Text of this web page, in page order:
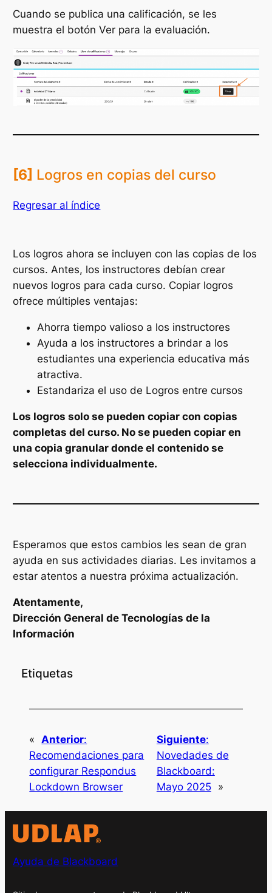
Cuando se publica una calificación, se les
muestra el botónVer para la evaluación.
[6] Logros en copias del curso
Regresar al índice
Los logros ahora se incluyen con las copias de los
cursos. Antes, los instructores debían crear
nuevos logros para cada curso. Copiar logros
ofrece múltiples ventajas:
Ahorra tiempo valioso a los instructores
Ayuda a los instructores a brindar a los
estudiantes una experiencia educativa más
atractiva.
Estandariza el uso de Logros entre cursos
Los logros solo se pueden copiar con copias
completas del curso. No se pueden copiar en
una copia granular donde el contenido se
selecciona individualmente.
Esperamos que estos cambios les sean de gran
ayuda en sus actividades diarias. Les invitamos a
estar atentos a nuestra próxima actualización.
Atentamente,
Dirección General de Tecnologías de la
Información
Etiquetas
« Anterior:
Recomendaciones para
configurar Respondus
Lockdown Browser
Siguiente:
Novedades de
Blackboard:
Mayo 2025
»
Ayuda de Blackboard